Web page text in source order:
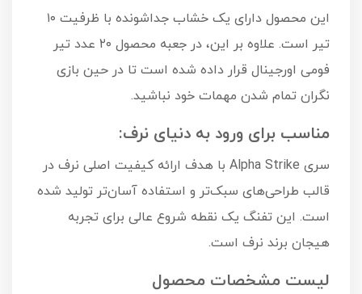
این محصول دارای یک خشاب جداشونده با ظرفیت ۱۰
تیر است. علاوه بر این، در جعبه محصول ۲۰ عدد تیر
فومی اورجینال قرار داده شده است تا در حین بازی
نگران تمام شدن مهمات خود نباشید.
مناسب برای ورود به دنیای نرف:
سری Alpha Strike با هدف ارائه کیفیت اصلی نرف در
قالب طراحی‌های سبک‌تر و استفاده آسان‌تر تولید شده
است. این تفنگ یک نقطه شروع عالی برای تجربه
هیجان برند نرف است.
لیست مشخصات محصول